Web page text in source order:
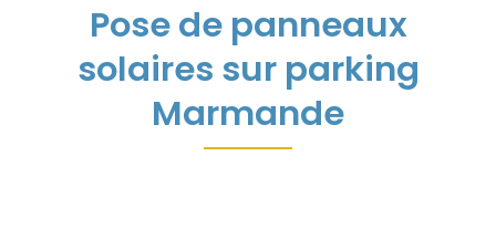
Pose de panneaux
solaires sur parking
Marmande